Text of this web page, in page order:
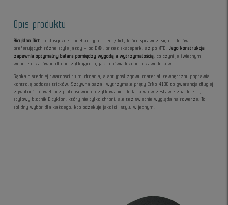
Opis produktu
Bicyklon Dirt to klasyczne siodełko typu street/dirt, które sprawdzi się u riderów
preferujących różne style jazdy – od BMX, przez skatepark, aż po MTB.
Jego konstrukcja
zapewnia optymalny balans pomiędzy wygodą a wytrzymałością
, co czyni je świetnym
wyborem zarówno dla początkujących, jak i doświadczonych zawodników.
Gąbka o średniej twardości tłumi drgania, a antypoślizgowy materiał zewnętrzny poprawia
kontrolę podczas tricków. Sztywna baza i wytrzymałe pręty CrMo 4130 to gwarancja długiej
żywotności nawet przy intensywnym użytkowaniu. Dodatkowo w zestawie znajduje się
stylowy błotnik Bicyklon, który nie tylko chroni, ale też świetnie wygląda na rowerze. To
solidny wybór dla każdego, kto oczekuje jakości i stylu w jednym.